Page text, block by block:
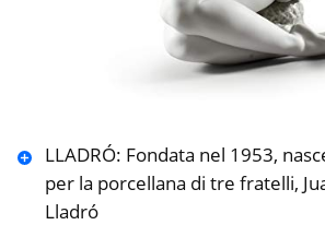
LLADRÓ: Fondata nel 1953,
per la porcellana di tre fratelli,
Lladró